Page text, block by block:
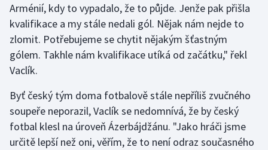
Triatlon
Veslování
Vodní slalom
Volejbal
Ostatní
Arménií, kdy to vypadalo, že to půjde. Jenže pak přišla
kvalifikace a my stále nedali gól. Nějak nám nejde to
zlomit. Potřebujeme se chytit nějakým šťastným
gólem. Takhle nám kvalifikace utíká od začátku," řekl
Vaclík.
Byť český tým doma fotbalově stále nepříliš zvučného
soupeře neporazil, Vaclík se nedomnívá, že by český
fotbal klesl na úroveň Ázerbájdžánu. "Jako hráči jsme
určitě lepší než oni, věřím, že to není odraz současného